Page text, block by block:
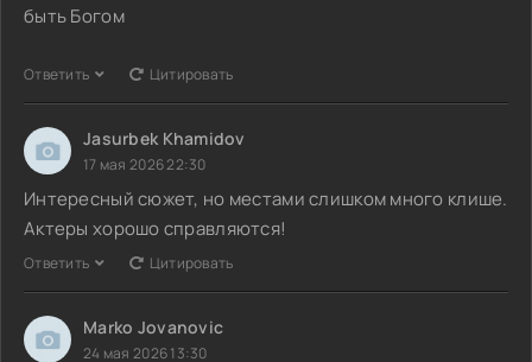
быть Богом
Ответить Цитировать
Jasurbek Khamidov
17 мая 2026 22:30
Интересный сюжет, но местами слишком много клише.
Актеры хорошо справляются!
Ответить Цитировать
Marko Jovanovic
24 мая 2026 13:30